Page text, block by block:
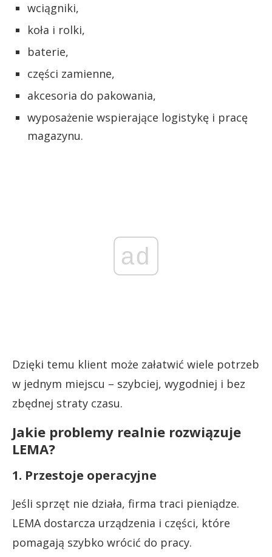
wciągniki,
koła i rolki,
baterie,
części zamienne,
akcesoria do pakowania,
wyposażenie wspierające logistykę i pracę
magazynu.
ad
Dzięki temu klient może załatwić wiele potrzeb
w jednym miejscu – szybciej, wygodniej i bez
zbędnej straty czasu.
Jakie problemy realnie rozwiązuje
LEMA?
1. Przestoje operacyjne
Jeśli sprzęt nie działa, firma traci pieniądze.
LEMA dostarcza urządzenia i części, które
pomagają szybko wrócić do pracy.